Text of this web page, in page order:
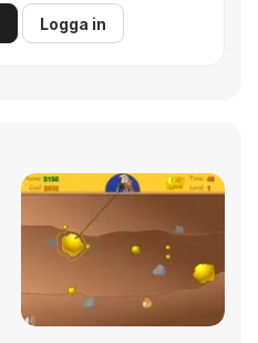
Logga in